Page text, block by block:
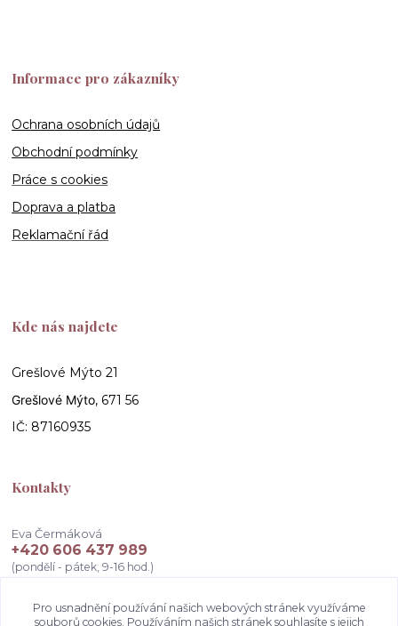
Informace pro zákazníky
Ochrana osobních údajů
Obchodní podmínky
Práce s cookies
Doprava a platba
Reklamační řád
Kde nás najdete
Grešlové Mýto 21
Grešlové Mýto, 671 56
IČ: 87160935
Kontakty
Eva Čermáková
+420 606 437 989
(pondělí - pátek, 9-16 hod.)
info@atelierceva.cz
Pro usnadnění používání našich webových stránek využíváme
souborů cookies. Používáním našich stránek souhlasíte s jejich